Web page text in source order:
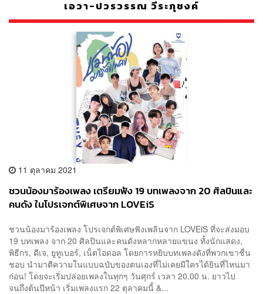
เอวา-ปวรวรรณ วีระภุชงค์
11 ตุลาคม 2021
ชวนน้องมาร้องเพลง เตรียมฟัง 19 บทเพลงจาก 20 ศิลปินและ
คนดัง ในโปรเจกต์พิเศษจาก LOVEiS
ชวนน้องมาร้องเพลง โปรเจกต์พิเศษฟังเพลินจาก LOVEiS ที่จะส่งมอบ
19 บทเพลง จาก 20 ศิลปินและคนดังหลากหลายแขนง ทั้งนักแสดง,
พิธีกร, ดีเจ, ยูทูเบอร์, เน็ตไอดอล โดยการหยิบบทเพลงดังที่พวกเขาชื่น
ชอบ นำมาตีความในแบบฉบับของตนเองที่ไม่เคยมีใครได้ยินที่ไหนมา
ก่อน! โดยจะเริ่มปล่อยเพลงในทุกๆ วันศุกร์ เวลา 20.00 น. ยาวไป
จนถึงต้นปีหน้า เริ่มเพลงแรก 22 ตุลาคมนี้ &...